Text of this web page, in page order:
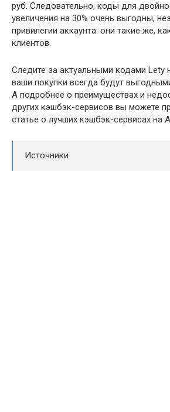
руб. Следовательно, коды для
увеличения на 30% очень выгодны,
привилегии аккаунта: они такие же,
клиентов.
Следите за актуальными кодами Lety
ваши покупки всегда будут
А подробнее о преимуществах и
других кэшбэк-сервисов вы можете
статье о лучших кэшбэк-сервисах на
Источники